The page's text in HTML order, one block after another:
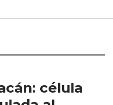
célula